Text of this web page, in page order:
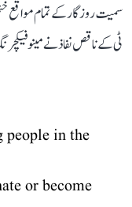
سمیت روزگار کے تمام مواقع
ٹی کے ناقص نفاذ نے
people in the
or become